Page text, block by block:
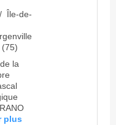
Île-de-
la
plus